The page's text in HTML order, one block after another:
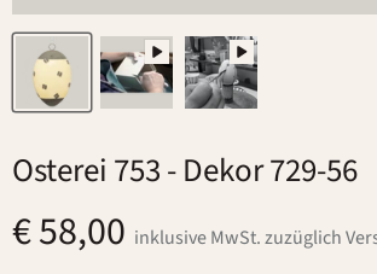
Osterei 753- Dekor 729-56
€ 58,00 inklusive MwSt. zuzüglich